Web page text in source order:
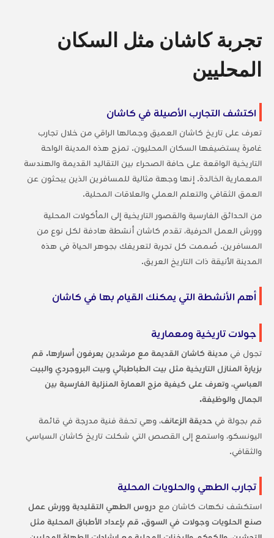
تجربة كاشان مثل السكان
المحليين
اكتشف التجارب الأصيلة في كاشان
تعرف على تاريخ كاشان العميق وجمالها الراقي من خلال تجارب
غامرة يستضيفها السكان المحليون. تمزج هذه المدينة الواحة
التاريخية الواقعة على حافة الصحراء بين التقاليد القديمة والهندسة
المعمارية الخالدة. إنها وجهة مثالية للمسافرين الذين يبحثون عن
العمق الثقافي والتعلم العملي والعلاقات المحلية.
من الحدائق الفارسية والقصور التاريخية إلى المأكولات المحلية
وورش العمل الحرفية، تقدم كاشان أنشطة هادفة لكل نوع من
المسافرين. صُممت كل تجربة لتعريفك بجوهر الحياة في هذه
المدينة الأنيقة ذات التاريخ العريق.
أهم الأنشطة التي يمكنك القيام بها في كاشان
جولات تاريخية ومعمارية
تجول في مدينة كاشان القديمة مع مرشدين يعرفون أسرارها. قم
بزيارة المنازل التاريخية مثل بيت الطباطبائيوبيت البروجرديوالبيت
العباسي، وتعرف على كيفية مزج العمارة المنزلية الفارسية بين
الجمال والوظيفة.
قم بجولة في حديقة الزعانف، وهي تحفة فنية مدرجة في قائمة
اليونسكو، واستمع إلى القصص التي شكلت تاريخ كاشان السياسي
والثقافي.
تجارب الطهي والحلويات المحلية
استكشف نكهات كاشان مع دروس الطهي التقليدية وورش عمل
صنع الحلويات وجولات في السوق. قم بإعداد الأطباق المحلية مثل